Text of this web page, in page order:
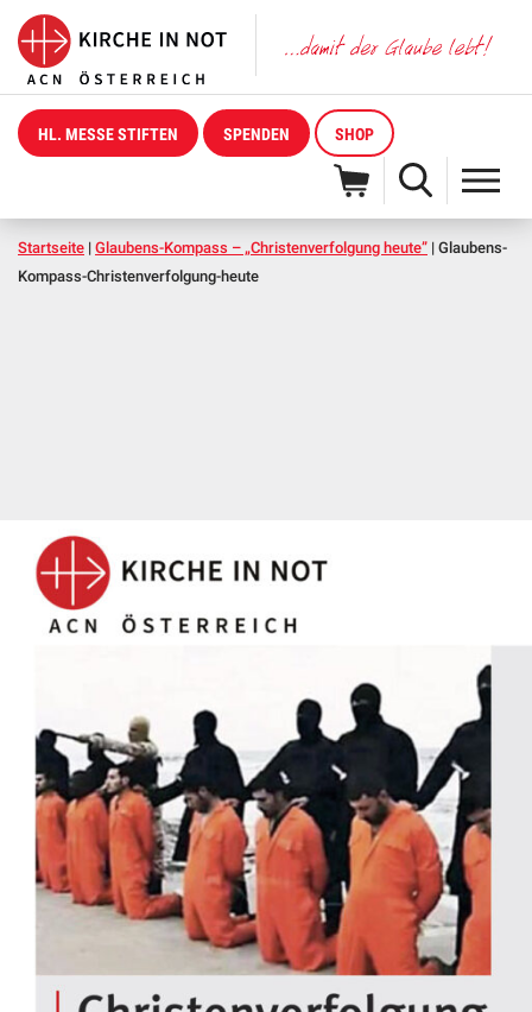
HL. MESSE STIFTEN SPENDEN SHOP
Startseite | Glaubens-Kompass – „Christenverfolgung heute” | Glaubens-
Kompass-Christenverfolgung-heute